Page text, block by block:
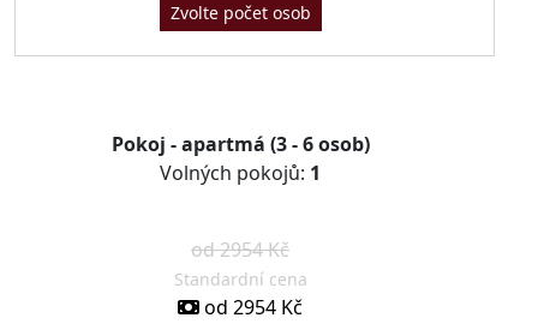
Zvolte počet osob
Pokoj - apartmá (3 - 6 osob)
Volných pokojů: 1
od 2954 Kč
Standardní cena
od 2954 Kč